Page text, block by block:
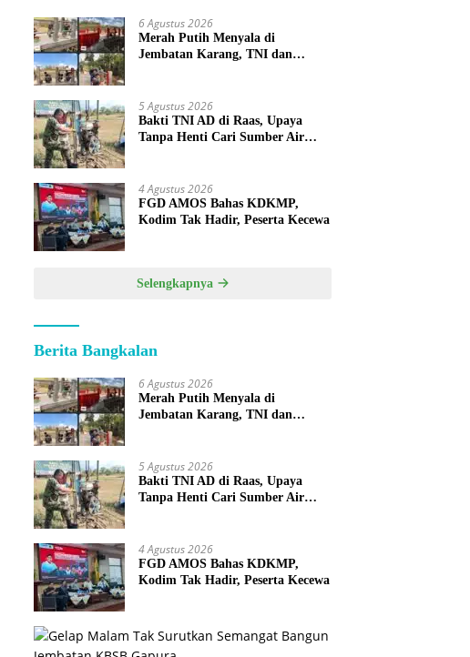
6 Agustus 2026
Merah Putih Menyala di
Jembatan Karang, TNI dan
5 Agustus 2026
Bakti TNI AD di Raas, Upaya
Tanpa Henti Cari Sumber Air
4 Agustus 2026
FGD AMOS Bahas KDKMP,
Kodim Tak Hadir, Peserta Kecewa
Selengkapnya
Berita Bangkalan
6 Agustus 2026
Merah Putih Menyala di
Jembatan Karang, TNI dan
5 Agustus 2026
Bakti TNI AD di Raas, Upaya
Tanpa Henti Cari Sumber Air
4 Agustus 2026
FGD AMOS Bahas KDKMP,
Kodim Tak Hadir, Peserta Kecewa